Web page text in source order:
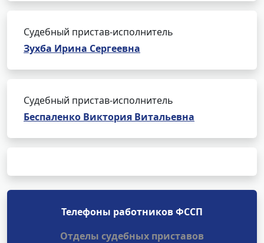
Судебный пристав-исполнитель
Зухба Ирина Сергеевна
Судебный пристав-исполнитель
Беспаленко Виктория Витальевна
Телефоны работников ФССП
Отделы судебных приставов